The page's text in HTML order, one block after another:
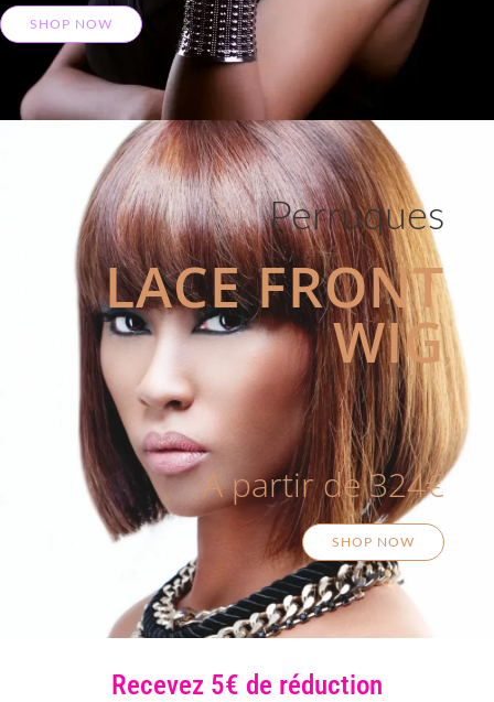
SHOP NOW
Perruques
LACE FRONT
WIG
A partir de 324€
SHOP NOW
Recevez 5€ de réduction